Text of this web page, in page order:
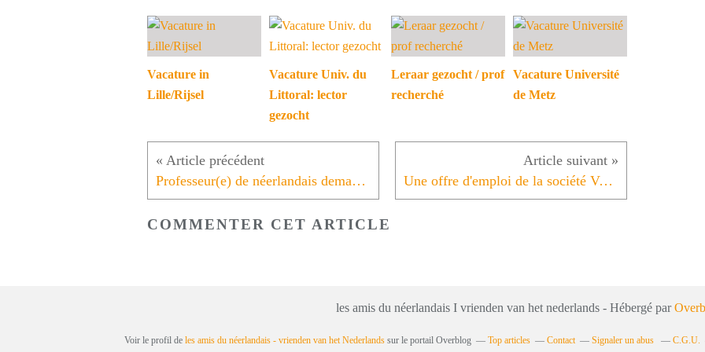
Vacature in
Lille/Rijsel
Vacature Univ. du
Littoral: lector
gezocht
Leraar gezocht / prof
recherché
Vacature Université
de Metz
Professeur(e) de néerlandais demandé(e) Une offre d'emploi de la société Vente-Unique
COMMENTER CET ARTICLE
les amis du néerlandais I vrienden van het nederlands - Hébergé par
Voir le profil de les amis du néerlandais - vrienden van het Nederlands sur le portail Overblog Top articles Contact Signaler un abus C.G.U.